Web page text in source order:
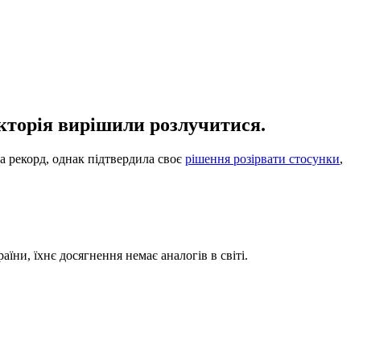
вирішили розлучитися.
однак підтвердила своє рішення розірвати стосунки,
їхнє досягнення немає аналогів в світі.